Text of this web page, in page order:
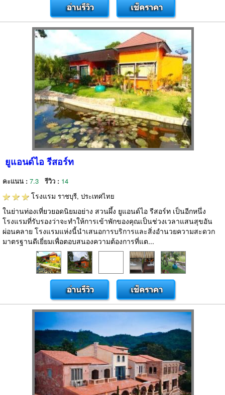
ยูแอนด์ไอ รีสอร์ท
คะแนน : 7.3 รีวิว : 14
โรงแรม ราชบุรี, ประเทศไทย
ในย่านท่องเที่ยวยอดนิยมอย่าง สวนผึ้ง ยูแอนด์ไอ รีสอร์ท เป็นอีกหนึ่ง
โรงแรมที่รับรองว่าจะทำให้การเข้าพักของคุณเป็นช่วงเวลาแสนสุขอัน
ผ่อนคลาย โรงแรมแห่งนี้นำเสนอการบริการและสิ่งอำนวยความสะดวก
มาตรฐานดีเยี่ยมเพื่อตอบสนองความต้องการที่แต...